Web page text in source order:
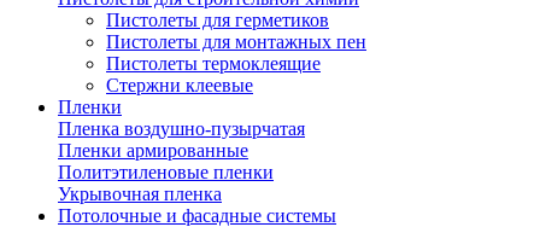
Пистолеты для герметиков
Пистолеты для монтажных пен
Пистолеты термоклеящие
Стержни клеевые
Пленки
Пленка воздушно-пузырчатая
Пленки армированные
Политэтиленовые пленки
Укрывочная пленка
Потолочные и фасадные системы